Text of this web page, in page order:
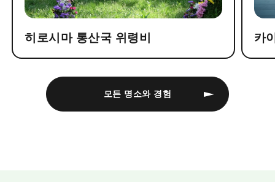
모든 명소와 경험
히로시마 통산국 위령비 카